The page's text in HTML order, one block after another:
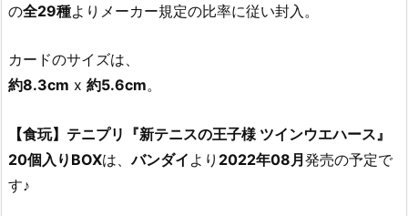
の全29種よりメーカー規定の比率に従い封入。
カードのサイズは、
約8.3cm x 約5.6cm。
【食玩】テニプリ『新テニスの王子様 ツインウエハース』
20個入りBOXは、バンダイ より 2022年08月発売の予定で
す♪